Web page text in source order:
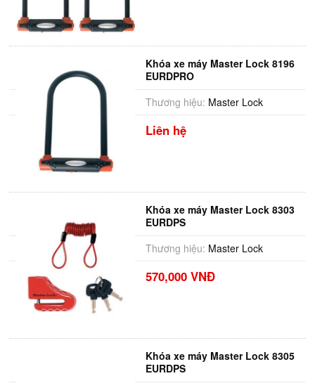
Khóa xe máy Master Lock 8196
EURDPRO
Thương hiệu: Master Lock
Liên hệ
Khóa xe máy Master Lock 8303
EURDPS
Thương hiệu: Master Lock
570,000 VNĐ
Khóa xe máy Master Lock 8305
EURDPS